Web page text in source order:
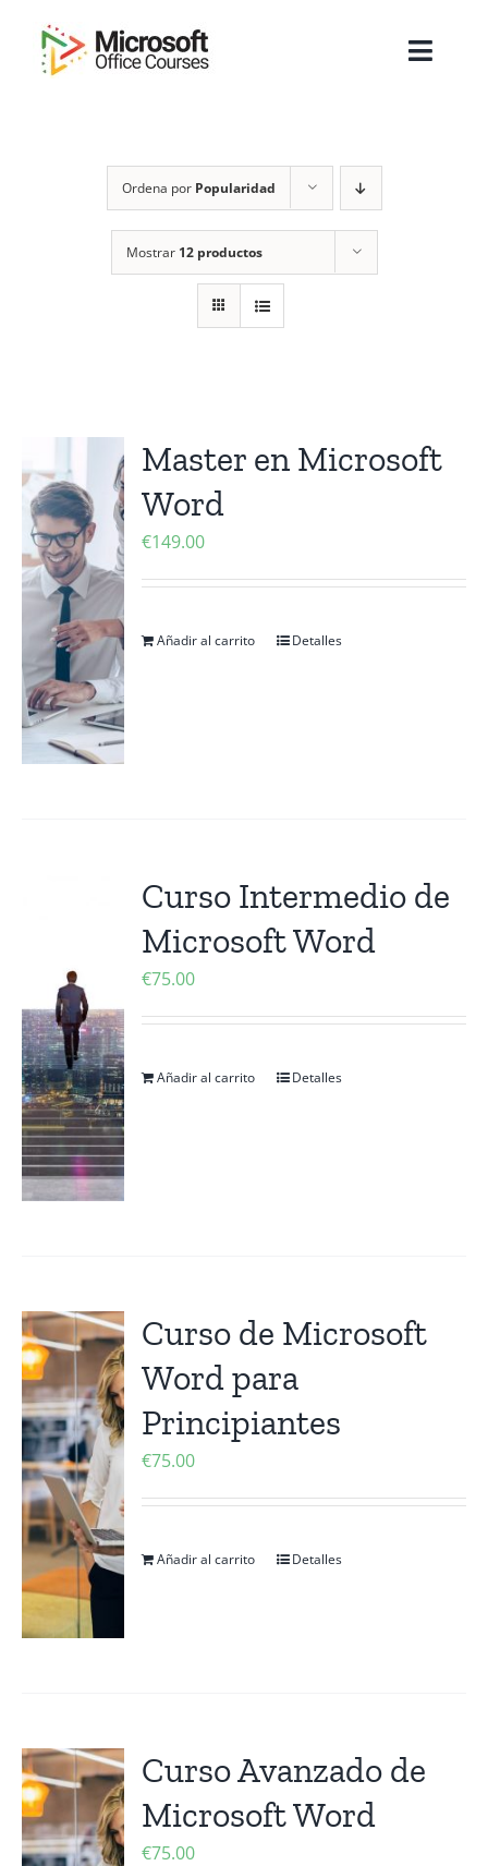
contenido
Sobre Nosotros
Cursos
Masters
Contactanos
Ordena por Popularidad
Mostrar 12 productos
Master en Microsoft
Word
€149.00
Añadir al carrito Detalles
Curso Intermedio de
Microsoft Word
€75.00
Añadir al carrito Detalles
Curso de Microsoft
Word para
Principiantes
€75.00
Añadir al carrito Detalles
Curso Avanzado de
Microsoft Word
€75.00